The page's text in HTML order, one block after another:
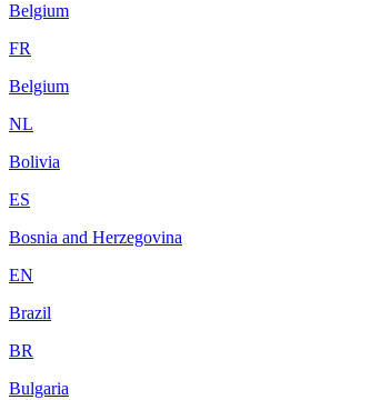
Belgium
FR
Belgium
NL
Bolivia
ES
Bosnia and Herzegovina
EN
Brazil
BR
Bulgaria